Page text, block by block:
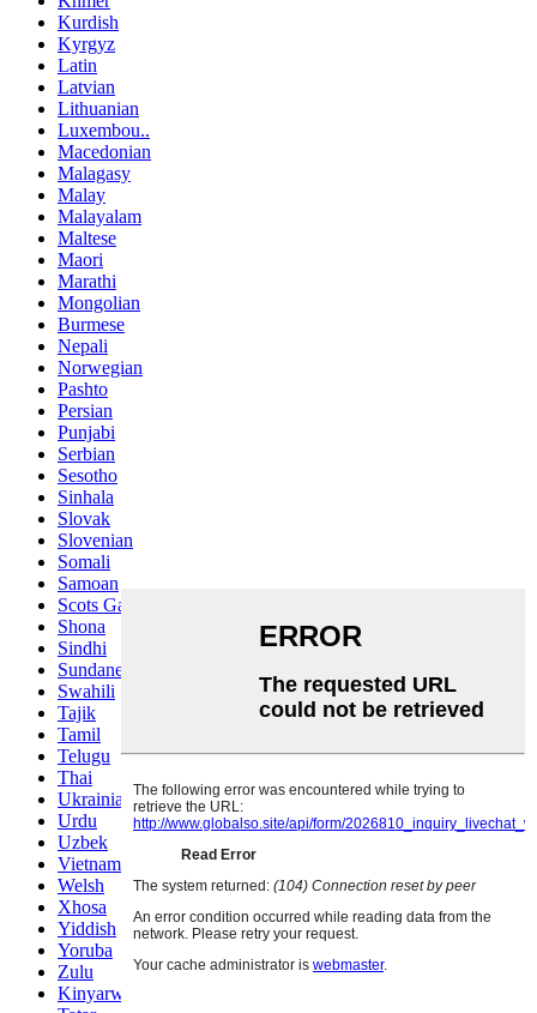
Kurdish
Kyrgyz
Latin
Latvian
Lithuanian
Luxembou..
Macedonian
Malagasy
Malay
Malayalam
Maltese
Maori
Marathi
Mongolian
Burmese
Nepali
Norwegian
Pashto
Persian
Punjabi
Serbian
Sesotho
Sinhala
Slovak
Slovenian
Somali
Samoan
Scots Gaelic
Shona
Sindhi
Sundanese
Swahili
Tajik
Tamil
Telugu
Thai
Ukrainian
Urdu
Uzbek
Vietnamese
Welsh
Xhosa
Yiddish
Yoruba
Zulu
Kinyarwanda